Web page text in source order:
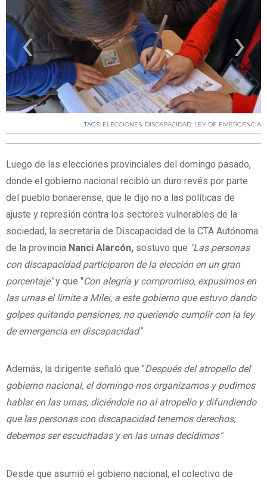
‹ ›
TAGS: ELECCIONES; DISCAPACIDAD; LEY DE EMERGENCIA
Luego de las elecciones provinciales del domingo pasado,
donde el gobierno nacional recibió un duro revés por parte
del pueblo bonaerense, que le dijo no a las políticas de
ajuste y represión contra los sectores vulnerables de la
sociedad, la secretaria de Discapacidad de la CTA Autónoma
de la provincia Nanci Alarcón, sostuvo que "Las personas
con discapacidad participaron de la elección en un gran
porcentaje"y que "Con alegría y compromiso, expusimos en
las urnas el límite a Milei, a este gobierno que estuvo dando
golpes quitando pensiones, no queriendo cumplir con la ley
de emergencia en discapacidad"
Además, la dirigente señaló que "Después del atropello del
gobierno nacional, el domingo nos organizamos y pudimos
hablar en las urnas, diciéndole no al atropello y difundiendo
que las personas con discapacidad tenemos derechos,
debemos ser escuchadas y en las urnas decidimos"
Desde que asumió el gobieno nacional, el colectivo de